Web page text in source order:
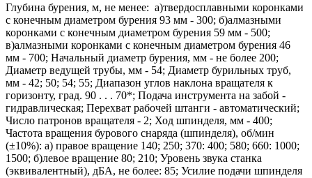
Глубина бурения, м, не менее: а)твердосплавными коронками
с конечным диаметром бурения 93 мм - 300; б)алмазными
коронками с конечным диаметром бурения 59 мм - 500;
в)алмазными коронками с конечным диаметром бурения 46
мм - 700; Начальный диаметр бурения, мм - не более 200;
Диаметр ведущей трубы, мм - 54; Диаметр бурильных труб,
мм - 42; 50; 54; 55; Диапазон углов наклона вращателя к
горизонту, град. 90 . . . 70*; Подача инструмента на забой -
гидравлическая; Перехват рабочей штанги - автоматический;
Число патронов вращателя - 2; Ход шпинделя, мм - 400;
Частота вращения бурового снаряда (шпинделя), об/мин
(±10%): а) правое вращение 140; 250; 370: 400; 580; 660: 1000;
1500; б)левое вращение 80; 210; Уровень звука станка
(эквивалентный), дБА, не более: 85; Усилие подачи шпинделя